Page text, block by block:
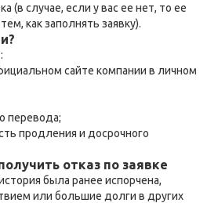
(в случае, если у вас ее нет, то ее
как заполнять заявку).
сайте компании в личном
перевода;
продления и досрочного
отказ по заявке
была ранее испорчена,
или большие долги в других